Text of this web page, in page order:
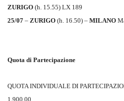
ZURIGO (h. 15.55) LX 189
25/07 – ZURIGO (h. 16.50) – MILANO
Quota di Partecipazione
QUOTA INDIVIDUALE DI
1.900,00